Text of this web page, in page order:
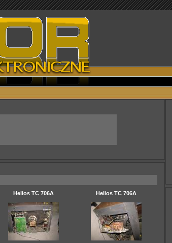
Helios TC 706A Helios TC 706A